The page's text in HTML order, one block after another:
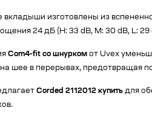
изготовлены из
24 дБ (H: 33 dB, M: 30 dB, L:
Com4-fit со шнурком от Uvex
шее в перерывах, предотвращая
Corded 2112012 купить для